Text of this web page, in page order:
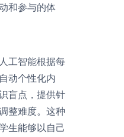
和参与的体
工智能根据每
动个性化内
盲点，提供针
整难度。这种
生能够以自己